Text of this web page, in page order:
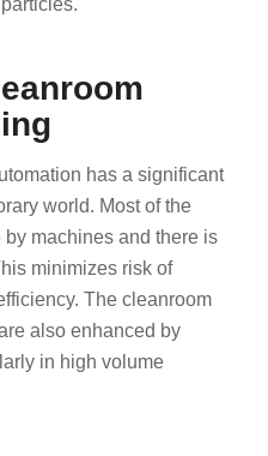
has a significant
world. Most of the
machines and there is
minimizes risk of
The cleanroom
also enhanced by
in high volume